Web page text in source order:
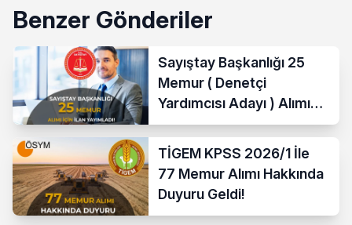
Benzer Gönderiler
Sayıştay Başkanlığı 25
Memur ( Denetçi
Yardımcısı Adayı ) Alımı
Yapacak
TİGEM KPSS 2026/1 İle
77 Memur Alımı Hakkında
Duyuru Geldi!